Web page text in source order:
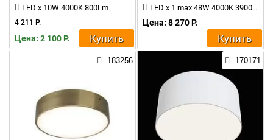
LED x 10W 4000K 800Lm
4 211 Р.
Цена: 2 100 Р. Купить
LED x 1 max 48W 4000K 3900Lm
Цена: 8 270 Р.
Купить
183256 170171